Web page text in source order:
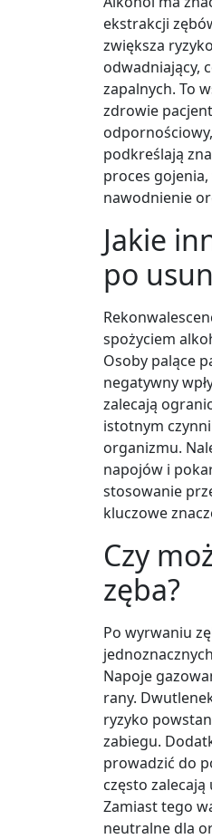
ekstrakcji
zwiększa
odwadniający,
zapalnych. To
zdrowie
podkreślają
proces
nawodnienie
Jakie
po
spożyciem
Osoby palące
negatywny
zalecają
istotnym
organizmu.
napojów i
stosowanie
kluczowe
Czy
zęba?
Po wyrwaniu
Napoje
rany.
ryzyko
zabiegu.
prowadzić do
często
Zamiast tego
neutralne dla